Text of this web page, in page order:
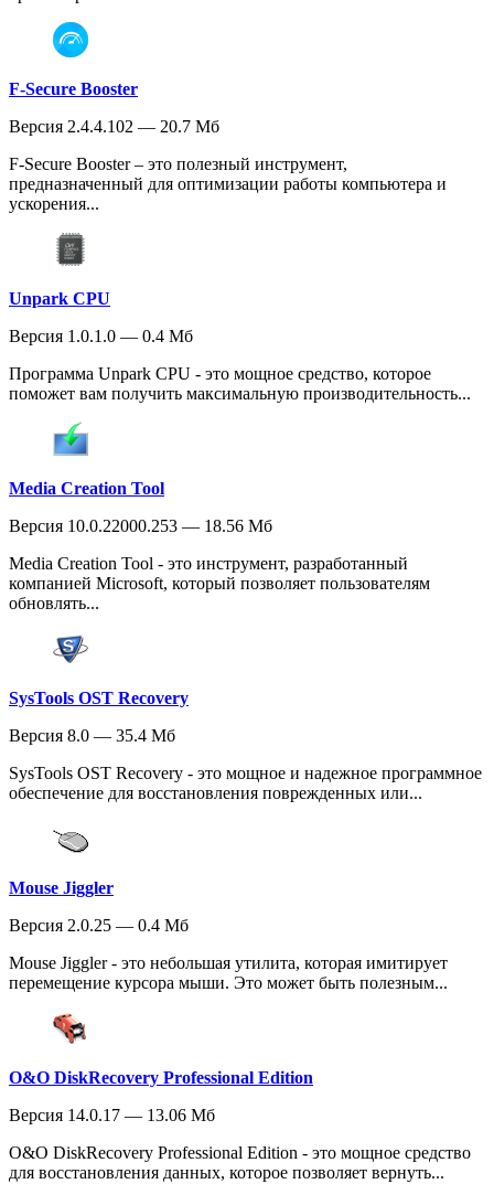
F-Secure Booster
Версия 2.4.4.102 — 20.7 Мб
F-Secure Booster – это полезный инструмент,
предназначенный для оптимизации работы компьютера и
ускорения...
Unpark CPU
Версия 1.0.1.0 — 0.4 Мб
Программа Unpark CPU - это мощное средство, которое
поможет вам получить максимальную производительность...
Media Creation Tool
Версия 10.0.22000.253 — 18.56 Мб
Media Creation Tool - это инструмент, разработанный
компанией Microsoft, который позволяет пользователям
обновлять...
SysTools OST Recovery
Версия 8.0 — 35.4 Мб
SysTools OST Recovery - это мощное и надежное программное
обеспечение для восстановления поврежденных или...
Mouse Jiggler
Версия 2.0.25 — 0.4 Мб
Mouse Jiggler - это небольшая утилита, которая имитирует
перемещение курсора мыши. Это может быть полезным...
O&O DiskRecovery Professional Edition
Версия 14.0.17 — 13.06 Мб
O&O DiskRecovery Professional Edition - это мощное средство
для восстановления данных, которое позволяет вернуть...